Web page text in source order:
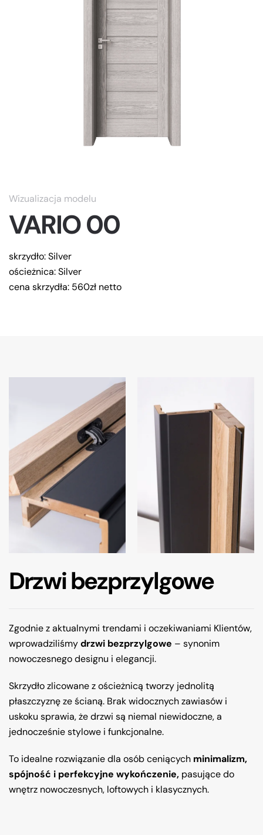
Wizualizacja modelu
VARIO 00
skrzydło:Silver
ościeżnica:Silver
cena skrzydła: 560zł netto
Drzwi bezprzylgowe
Zgodnie z aktualnymi trendami i oczekiwaniami Klientów,
wprowadziliśmydrzwi bezprzylgowe – synonim
nowoczesnego designu i elegancji.
Skrzydło zlicowane z ościeżnicą tworzy jednolitą
płaszczyznę ze ścianą. Brak widocznych zawiasów i
uskoku sprawia, że drzwi są niemal niewidoczne, a
jednocześnie stylowe i funkcjonalne.
To idealne rozwiązanie dla osób ceniących minimalizm,
spójność i perfekcyjne wykończenie, pasujące do
wnętrz nowoczesnych, loftowych i klasycznych.